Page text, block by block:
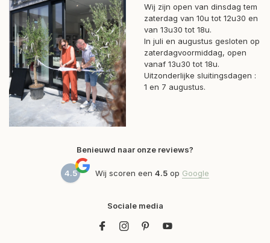
Wij zijn open van dinsdag tem
zaterdag van 10u tot 12u30 en
van 13u30 tot 18u.
In juli en augustus gesloten op
zaterdagvoormiddag, open
vanaf 13u30 tot 18u.
Uitzonderlijke sluitingsdagen :
1 en 7 augustus.
Benieuwd naar onze reviews?
4.5 Wij scoren een 4.5 op Google
Sociale media